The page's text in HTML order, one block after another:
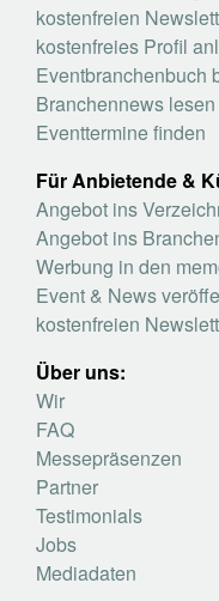
kostenfreien
kostenfreies Profil
Eventbranchenbuch
Branchennews lesen
Eventtermine finden
Für Anbietende &
Angebot ins
Angebot ins
Werbung in den
Event & News
kostenfreien
Über uns:
Wir
FAQ
Messepräsenzen
Partner
Testimonials
Jobs
Mediadaten